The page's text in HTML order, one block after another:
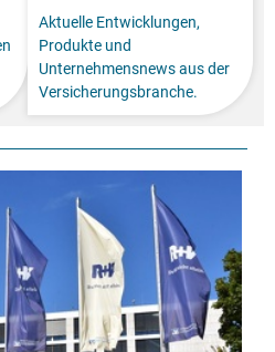
Aktuelle Entwicklungen,
Produkte und
Unternehmensnews aus der
Versicherungsbranche.